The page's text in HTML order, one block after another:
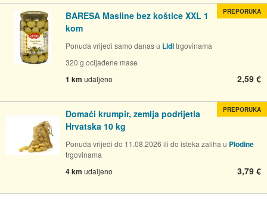
BARESA Masline bez koštice XXL 1
kom
Ponuda vrijedi samo danas u Lidltrgovinama
320 g ocijađene mase
1 km udaljeno 2,59 €
PREPORUKA
Domaći krumpir, zemlja podrijetla
Hrvatska 10 kg
Ponuda vrijedi do 11.08.2026 ili do isteka zaliha u Plodine
trgovinama
4 km udaljeno 3,79 €
PREPORUKA